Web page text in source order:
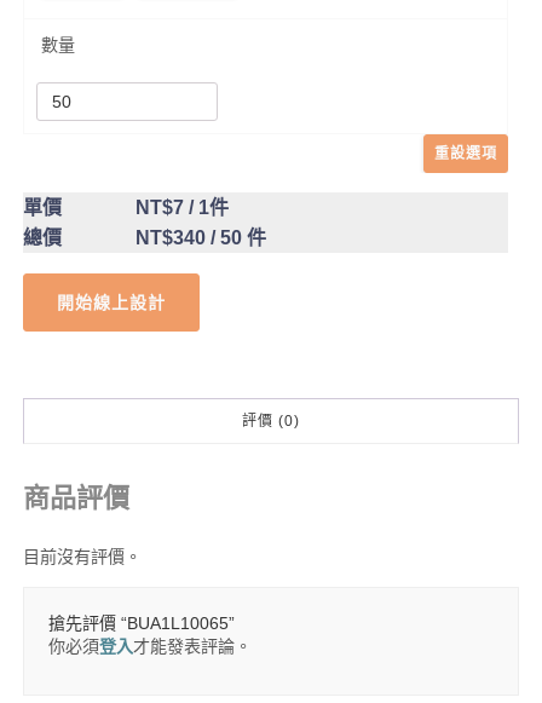
數量
重設選項
單價 NT$7/ 1件
總價
NT$340/ 50 件
開始線上設計
評價 (0)
商品評價
目前沒有評價。
搶先評價 “BUA1L10065”
你必須登入才能發表評論。